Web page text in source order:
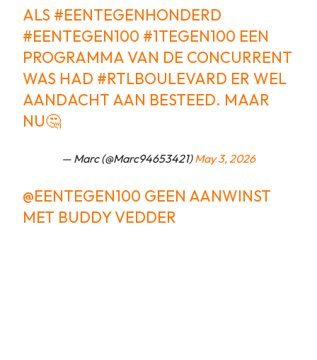
ALS #EENTEGENHONDERD
#EENTEGEN100 #1TEGEN100 EEN
PROGRAMMA VAN DE CONCURRENT
WAS HAD #RTLBOULEVARD ER WEL
AANDACHT AAN BESTEED. MAAR
NU🤔
— Marc (@Marc94653421)May 3, 2026
@EENTEGEN100 GEEN AANWINST
MET BUDDY VEDDER